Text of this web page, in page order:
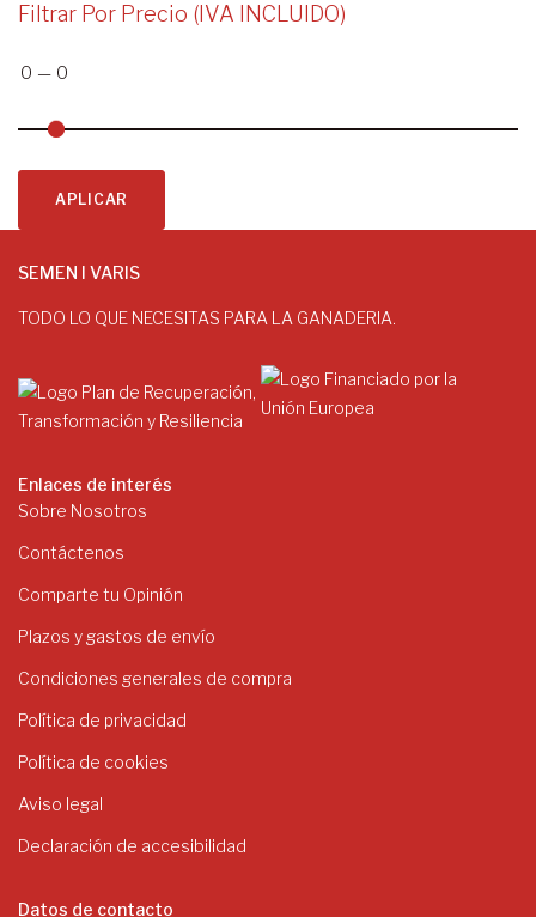
Filtrar Por Precio (IVA INCLUIDO)
0 — 0
APLICAR
SEMEN I VARIS
TODO LO QUE NECESITAS PARA LA GANADERIA.
Enlaces de interés
Sobre Nosotros
Contáctenos
Comparte tu Opinión
Plazos y gastos de envío
Condiciones generales de compra
Política de privacidad
Política de cookies
Aviso legal
Declaración de accesibilidad
Datos de contacto